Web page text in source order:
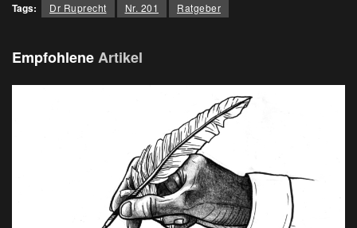
Tags: Dr Ruprecht Nr. 201 Ratgeber
EmpfohleneArtikel